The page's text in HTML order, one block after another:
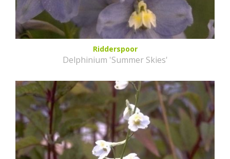
Ridderspoor
Delphinium 'Summer Skies'